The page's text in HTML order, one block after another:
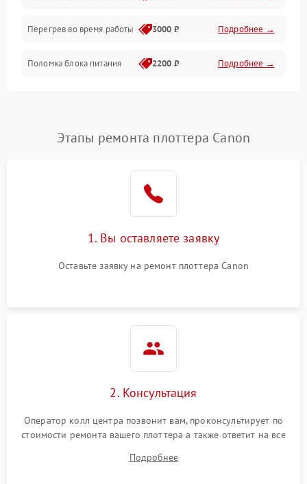
Корпус/Герметичность
Интерфейсы
Перегрев во время работы 3000 ₽ Подробнее →
Поломка блока питания 2200 ₽ Подробнее →
Этапы ремонта плоттера Canon
1. Вы оставляете заявку
Оставьте заявку на ремонт плоттера Canon
2. Консультация
Оператор колл центра позвонит вам, проконсультирует по
стоимости ремонта вашего плоттера а также ответит на все
Подробнее